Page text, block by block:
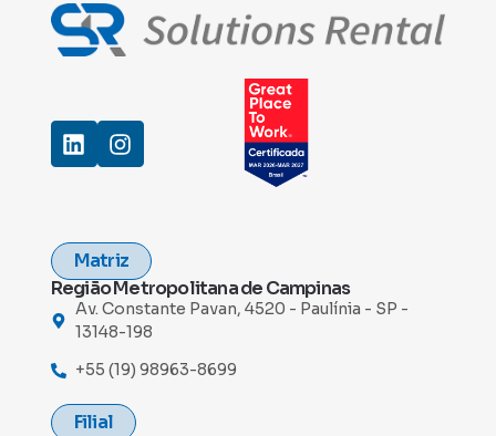
Matriz
Região Metropolitana de Campinas
Av. Constante Pavan, 4520 - Paulínia - SP -
13148-198
+55 (19) 98963-8699
Filial